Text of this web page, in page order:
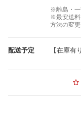
※離島・一
※最安送料
方法の変
配送予定 【在庫